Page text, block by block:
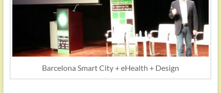
Barcelona Smart City + eHealth + Design